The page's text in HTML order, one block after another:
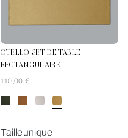
OTELLO SET DE TABLE
RECTANGULAIRE
110,00 €
Tailleunique